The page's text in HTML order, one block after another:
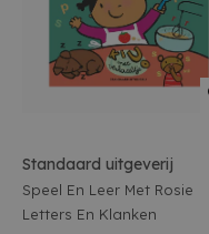
Standaard uitgeverij
Speel En Leer Met Rosie
Letters En Klanken